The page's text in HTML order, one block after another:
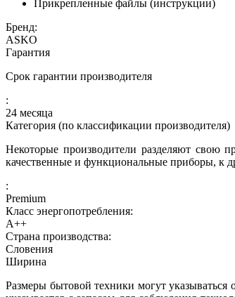
Прикрепленные файлы (инструкции)
Бренд:
ASKO
Гарантия
Срок гарантии производителя
:
24 месяца
Категория (по классификации производителя)
Некоторые производители разделяют свою
качественные и функциональные приборы, к
:
Premium
Класс энергопотребления:
A++
Страна производства:
Словения
Ширина
Размеры бытовой техники могут